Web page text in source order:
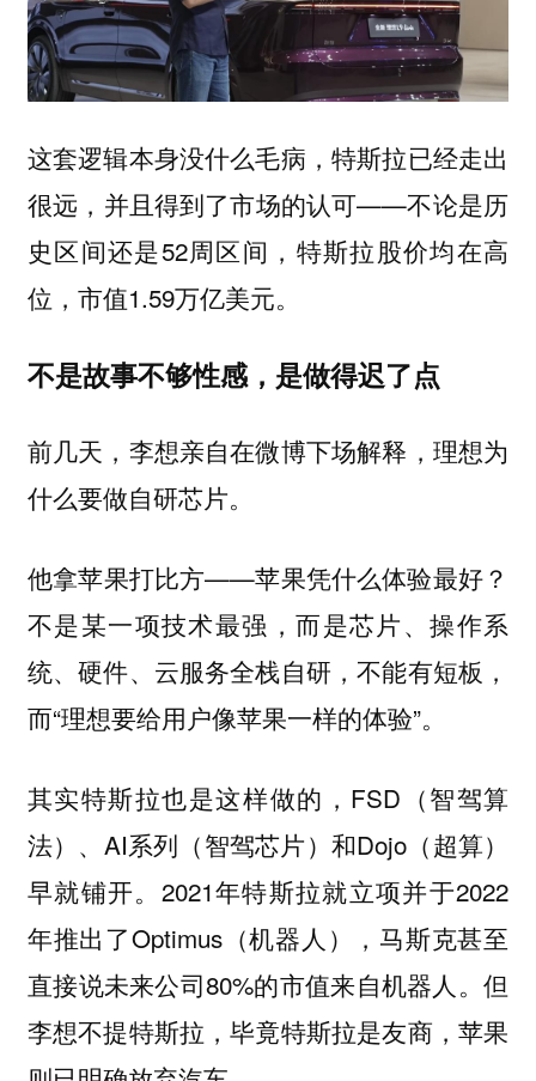
这套逻辑本身没什么毛病，特斯拉已经走出
很远，并且得到了市场的认可——不论是历
史区间还是52周区间，特斯拉股价均在高
位，市值1.59万亿美元。
不是故事不够性感，是做得迟了点
前几天，李想亲自在微博下场解释，理想为
什么要做自研芯片。
他拿苹果打比方——苹果凭什么体验最好？
不是某一项技术最强，而是芯片、操作系
统、硬件、云服务全栈自研，不能有短板，
而“理想要给用户像苹果一样的体验”。
其实特斯拉也是这样做的，FSD（智驾算
法）、AI系列（智驾芯片）和Dojo（超算）
早就铺开。2021年特斯拉就立项并于2022
年推出了Optimus（机器人），马斯克甚至
直接说未来公司80%的市值来自机器人。但
李想不提特斯拉，毕竟特斯拉是友商，苹果